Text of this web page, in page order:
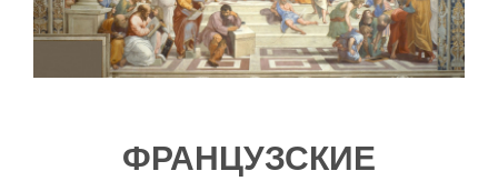
ФРАНЦУЗСКИЕ